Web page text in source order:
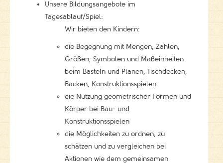
Unsere Bildungsangebote im
Tagesablauf/Spiel:
Wir bieten den Kindern:
die Begegnung mit Mengen, Zahlen,
Größen, Symbolen und Maßeinheiten
beim Basteln und Planen, Tischdecken,
Backen, Konstruktionsspielen
die Nutzung geometrischer Formen und
Körper bei Bau- und
Konstruktionsspielen
die Möglichkeiten zu ordnen, zu
schätzen und zu vergleichen bei
Aktionen wie dem gemeinsamen